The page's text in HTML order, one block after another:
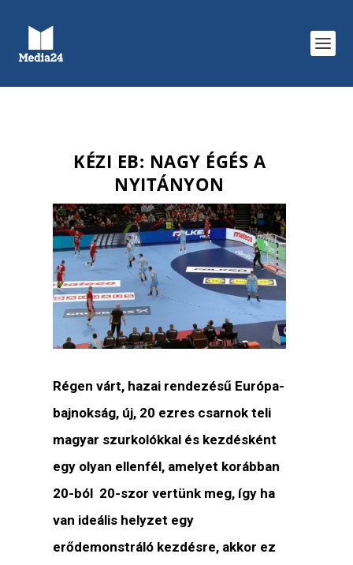
KÉZI EB: NAGY ÉGÉS A
NYITÁNYON
Régen várt, hazai rendezésű Európa-
bajnokság, új, 20 ezres csarnok teli
magyar szurkolókkal és kezdésként
egy olyan ellenfél, amelyet korábban
20-ból 20-szor vertünk meg, így ha
van ideális helyzet egy
erődemonstráló kezdésre, akkor ez